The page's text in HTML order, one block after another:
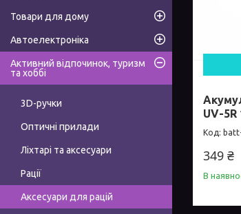
UV-5R
349 ₴
В
Товари для дому
Автоелектроніка
Активний відпочинок, туризм
та хоббі
3D-ручки
Оптичні прилади
Ліхтарі та аксесуари
Рації
Аксесуари для рацій